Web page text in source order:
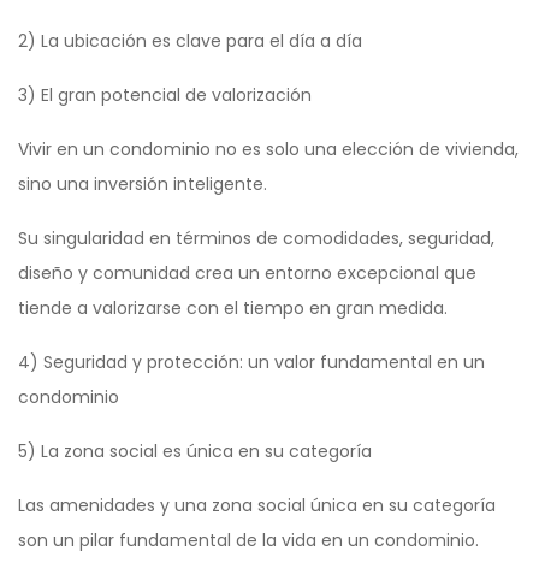
2) La ubicación es clave para el día a día
3) El gran potencial de valorización
Vivir en un condominio no es solo una elección de vivienda,
sino una inversión inteligente.
Su singularidad en términos de comodidades, seguridad,
diseño y comunidad crea un entorno excepcional que
tiende a valorizarse con el tiempo en gran medida.
4) Seguridad y protección: un valor fundamental en un
condominio
5) La zona social es única en su categoría
Las amenidades y una zona social única en su categoría
son un pilar fundamental de la vida en un condominio.